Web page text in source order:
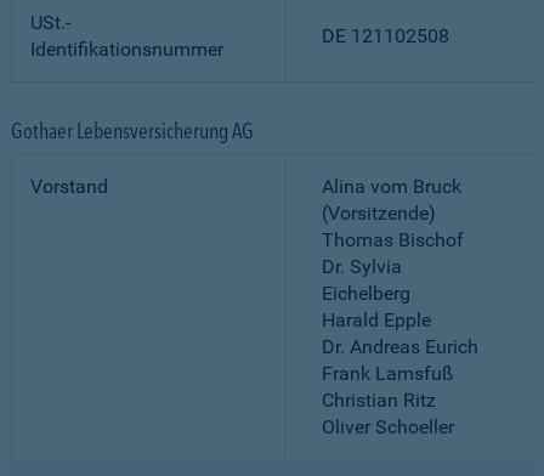
USt.-
Identifikationsnummer
DE 121102508
Gothaer Lebensversicherung AG
Vorstand
Alina vom Bruck
(Vorsitzende)
Thomas Bischof
Dr. Sylvia
Eichelberg
Harald Epple
Dr. Andreas Eurich
Frank Lamsfuß
Christian Ritz
Oliver Schoeller